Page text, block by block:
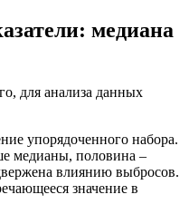
медиана
для анализа данных
упорядоченного набора.
медианы, половина –
влиянию выбросов.
значение в